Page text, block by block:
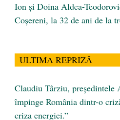
Ion și Doina Aldea-
Coșereni, la 32 de ani de la
ULTIMA REPRIZĂ
Claudiu Târziu, președintele
împinge România dintr-o
criza energiei.”